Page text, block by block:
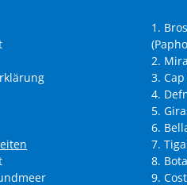
1.
2.
3.
4.
5.
6.
7.
8.
9.